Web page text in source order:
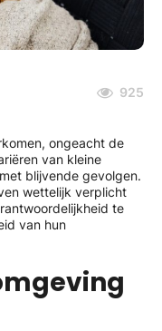
925
ongeacht de
van kleine
blijvende gevolgen.
wettelijk verplicht
te
van hun